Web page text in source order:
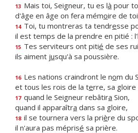
13 Mais toi, Seigneur, tu es là pour
d'âge en âge on fera mémoire de
14 Toi, tu montreras ta tendresse
il est temps de la prendre en pitié :
15 Tes serviteurs ont pitié de ses
ils aiment jusqu'à sa poussière.
16 Les nations craindront le nom du
et tous les rois de la terre, sa gloire
17 quand le Seigneur rebâtira Sion,
quand il apparaîtra dans sa gloire,
18 il se tournera vers la prière du
il n'aura pas méprisé sa prière.